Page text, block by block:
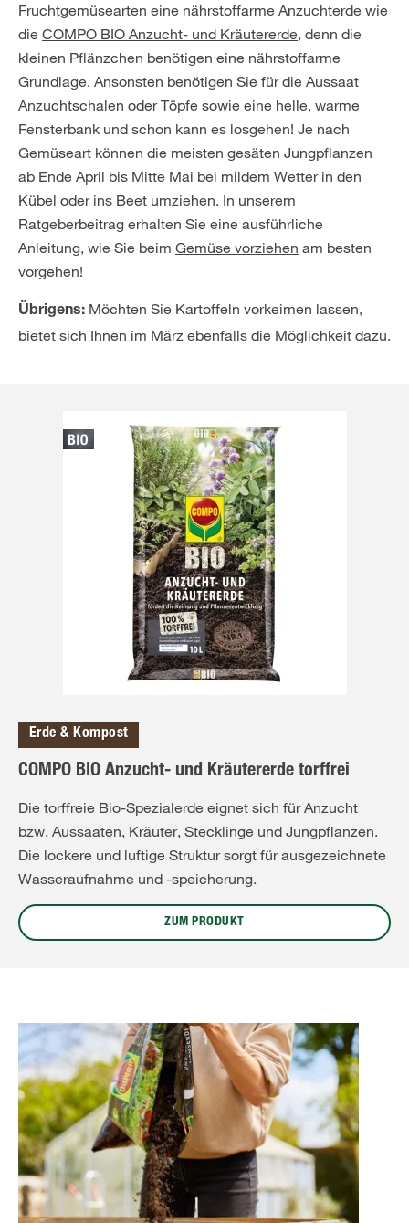
Fruchtgemüsearten eine nährstoffarme Anzuchterde wie
die COMPO BIO Anzucht- und Kräutererde, denn die
kleinen Pflänzchen benötigen eine nährstoffarme
Grundlage. Ansonsten benötigen Sie für die Aussaat
Anzuchtschalen oder Töpfe sowie eine helle, warme
Fensterbank und schon kann es losgehen! Je nach
Gemüseart können die meisten gesäten Jungpflanzen
ab Ende April bis Mitte Mai bei mildem Wetter in den
Kübel oder ins Beet umziehen. In unserem
Ratgeberbeitrag erhalten Sie eine ausführliche
Anleitung, wie Sie beim Gemüse vorziehen am besten
vorgehen!
Übrigens: Möchten Sie Kartoffeln vorkeimen lassen,
bietet sich Ihnen im März ebenfalls die Möglichkeit dazu.
Erde & Kompost
COMPO BIO Anzucht- und Kräutererde torffrei
Die torffreie Bio-Spezialerde eignet sich für Anzucht
bzw. Aussaaten, Kräuter, Stecklinge und Jungpflanzen.
Die lockere und luftige Struktur sorgt für ausgezeichnete
Wasseraufnahme und -speicherung.
ZUM PRODUKT